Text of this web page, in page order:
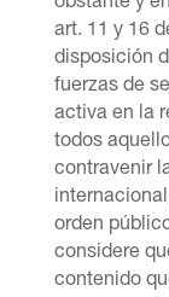
art. 11 y 16
disposición
fuerzas de
activa en la
todos
contravenir
orden
considere
contenido